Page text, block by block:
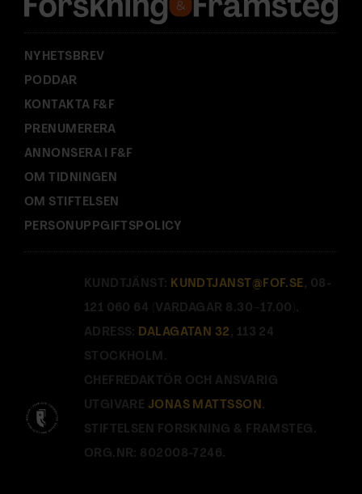
:
NYHETSBREV
PODDAR
KONTAKTA F&F
PRENUMERERA
ANNONSERA I F&F
OM TIDNINGEN
OM STIFTELSEN
PERSONUPPGIFTSPOLICY
KUNDTJÄNST: KUNDTJANST@FOF.SE , 08-
121 060 64 (VARDAGAR 8.30–17.00).
ADRESS: DALAGATAN 32 , 113 24
STOCKHOLM.
CHEFREDAKTÖR OCH ANSVARIG
UTGIVARE JONAS MATTSSON .
STIFTELSEN FORSKNING & FRAMSTEG.
ORG.NR: 802008-7246.